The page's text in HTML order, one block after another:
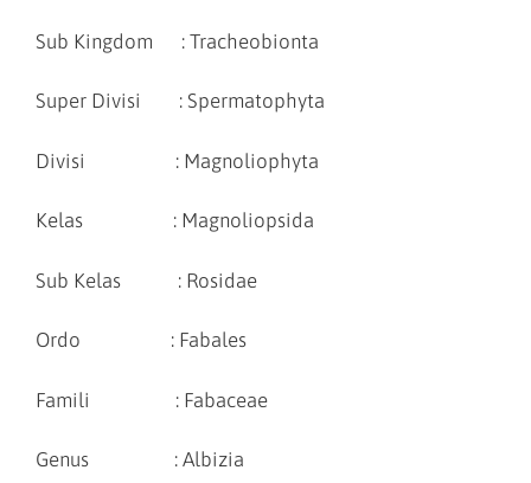
Sub Kingdom : Tracheobionta
Super Divisi : Spermatophyta
Divisi : Magnoliophyta
Kelas : Magnoliopsida
Sub Kelas : Rosidae
Ordo : Fabales
Famili : Fabaceae
Genus : Albizia